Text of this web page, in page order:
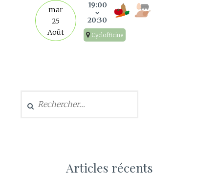
mar
25
Août
19:00
20:30
Cyclofficine
Articles récents